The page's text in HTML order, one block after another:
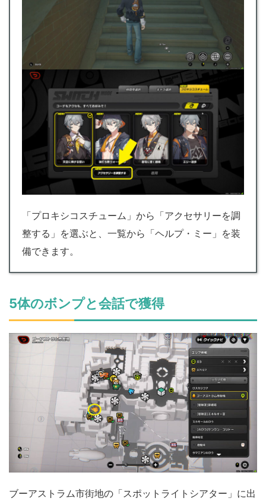
「プロキシコスチューム」から「アクセサリーを調
整する」を選ぶと、一覧から「ヘルプ・ミー」を装
備できます。
5体のボンプと会話で獲得
ブーアストラム市街地の「スポットライトシアター」に出